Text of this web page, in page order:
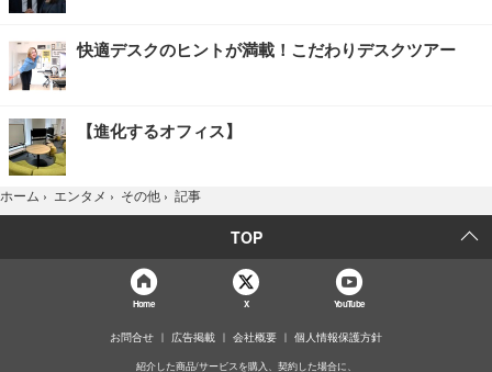
快適デスクのヒントが満載！こだわりデスクツアー
【進化するオフィス】
ホーム › エンタメ › その他 › 記事
TOP
Home X YouTube
お問合せ 広告掲載 会社概要 個人情報保護方針
紹介した商品/サービスを購入、契約した場合に、